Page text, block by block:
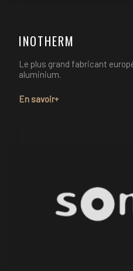
INOTHERM
Le plus grand fabricant
aluminium.
En savoir+